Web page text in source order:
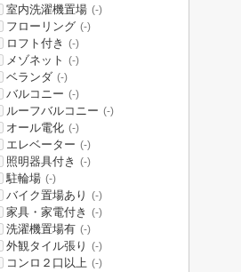
室内洗濯機置場 (-)
フローリング (-)
ロフト付き (-)
メゾネット (-)
ベランダ (-)
バルコニー (-)
ルーフバルコニー (-)
オール電化 (-)
エレベーター (-)
照明器具付き (-)
駐輪場 (-)
バイク置場あり (-)
家具・家電付き (-)
洗濯機置場有 (-)
外観タイル張り (-)
コンロ２口以上 (-)